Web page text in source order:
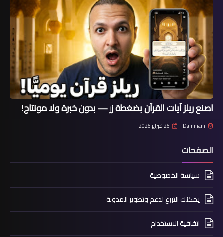
اصنع ريلز آيات القرآن بضغطة زر — بدون خبرة ولا مونتاج!
Dammam 26 فبراير 2026
الصفحات
سياسة الخصوصية
يمكنك التبرع لدعم وتطوير المدونة
اتفاقية الاستخدام